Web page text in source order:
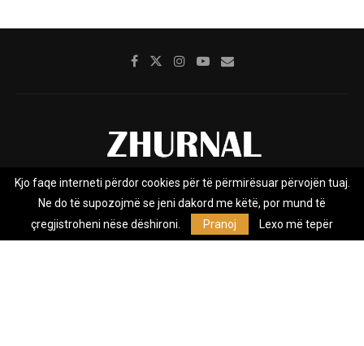
Rreth nesh Impresumi Marketing
Kontakt
Privacy Policy
Zhurnal.mk është Agjenci e Lajmeve e pavarur, e themeluar në vitin
Kjo faqe interneti përdor cookies për të përmirësuar përvojën tuaj.
Ne do të supozojmë se jeni dakord me këtë, por mund të
çregjistroheni nëse dëshironi.
Pranoj Lexo më tepër